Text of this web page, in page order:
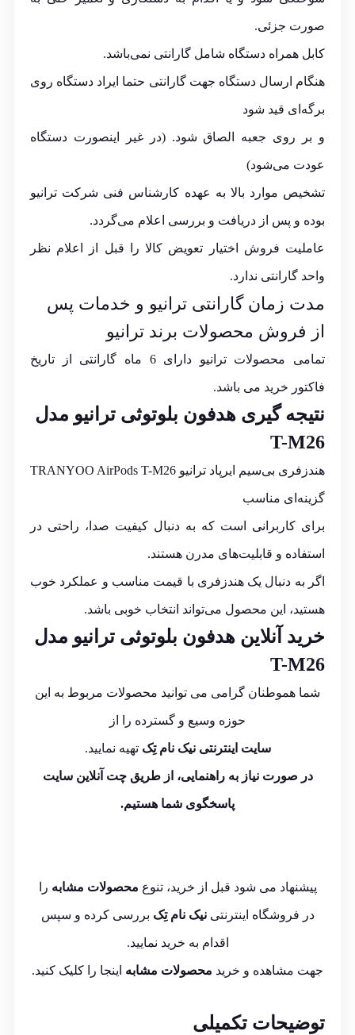
صورت جزئی.
کابل همراه دستگاه شامل گارانتی نمی‌باشد.
هنگام ارسال دستگاه جهت گارانتی حتما ایراد دستگاه روی
برگه‌ای قید شود
و بر روی جعبه الصاق شود. (در غیر اینصورت دستگاه
عودت می‌شود)
تشخیص موارد بالا به عهده کارشناس فنی شرکت ترانیو
بوده و پس از دریافت و بررسی اعلام می‌گردد.
عاملیت فروش اختیار تعویض کالا را قبل از اعلام نظر
واحد گارانتی ندارد.
مدت زمان گارانتی ترانیو و خدمات پس
از فروش محصولات برند ترانیو
تمامی محصولات ترانیو دارای 6 ماه گارانتی از تاریخ
فاکتور خرید می باشد.
نتیجه گیری هدفون بلوتوثی ترانیو مدل
T-M26
هندزفری بی‌سیم ایرپاد ترانیو TRANYOO AirPods T-M26
گزینه‌ای مناسب
برای کاربرانی است که به دنبال کیفیت صدا، راحتی در
استفاده و قابلیت‌های مدرن هستند.
اگر به دنبال یک هندزفری با قیمت مناسب و عملکرد خوب
هستید، این محصول می‌تواند انتخاب خوبی باشد.
خرید آنلاین هدفون بلوتوثی ترانیو مدل
T-M26
شما هموطنان گرامی می توانید محصولات مربوط به این
حوزه وسیع و گسترده را از
سایت اینترنتی نیک نام تِک تهیه نمایید.
در صورت نیاز به راهنمایی، از طریق چت آنلاین سایت
پاسخگوی شما هستیم.
پیشنهاد می شود قبل از خرید، تنوع محصولات مشابه را
در فروشگاه اینترنتینیک نام تِک بررسی کرده و سپس
اقدام به خرید نمایید.
جهت مشاهده و خرید محصولات مشابه اینجا را کلیک کنید.
توضیحات تکمیلی